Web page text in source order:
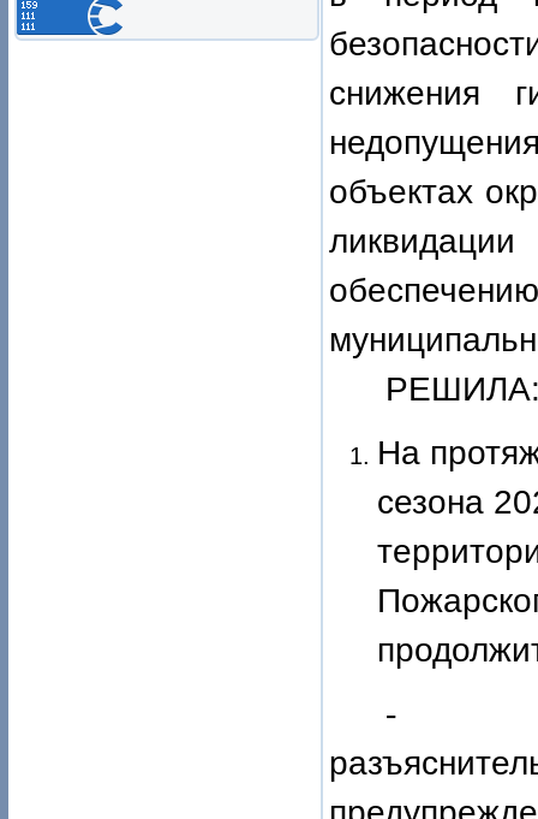
снижения
объектах
На
сезона
-